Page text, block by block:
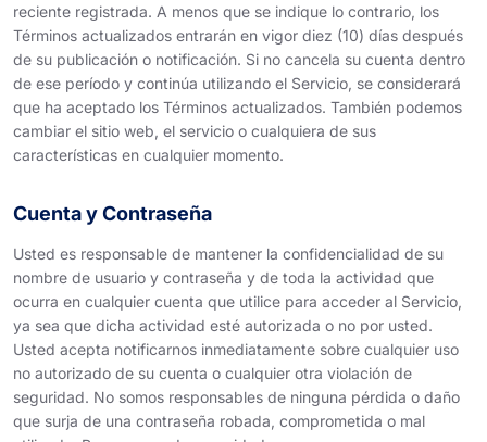
reciente registrada. A menos que se indique lo contrario, los
Términos actualizados entrarán en vigor diez (10) días después
de su publicación o notificación. Si no cancela su cuenta dentro
de ese período y continúa utilizando el Servicio, se considerará
que ha aceptado los Términos actualizados. También podemos
cambiar el sitio web, el servicio o cualquiera de sus
características en cualquier momento.
Cuenta y Contraseña
Usted es responsable de mantener la confidencialidad de su
nombre de usuario y contraseña y de toda la actividad que
ocurra en cualquier cuenta que utilice para acceder al Servicio,
ya sea que dicha actividad esté autorizada o no por usted.
Usted acepta notificarnos inmediatamente sobre cualquier uso
no autorizado de su cuenta o cualquier otra violación de
seguridad. No somos responsables de ninguna pérdida o daño
que surja de una contraseña robada, comprometida o mal